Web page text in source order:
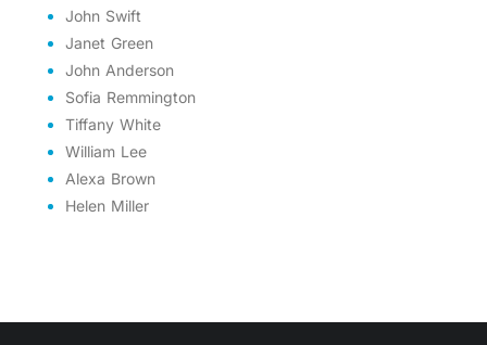
John Swift
Janet Green
John Anderson
Sofia Remmington
Tiffany White
William Lee
Alexa Brown
Helen Miller